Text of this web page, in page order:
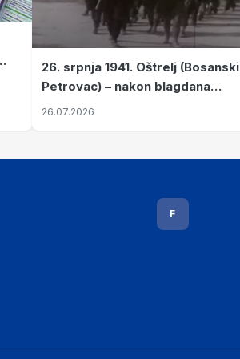
26. srpnja 1941. Oštrelj (Bosanski
Petrovac) – nakon blagdana
Svete Ane izvršen napad srpskih
26.07.2026
F